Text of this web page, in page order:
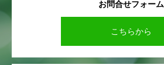
お問合せフォーム
こちらから